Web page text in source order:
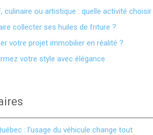
culinaire ou artistique : quelle activité choisir
collecter ses huiles de friture ?
votre projet immobilier en réalité ?
votre style avec élégance
: l’usage du véhicule change tout